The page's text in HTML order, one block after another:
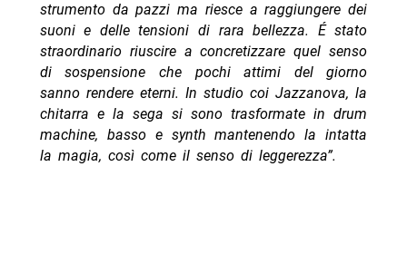
strumento da pazzi ma riesce a raggiungere dei
suoni e delle tensioni di rara bellezza. É stato
straordinario riuscire a concretizzare quel senso
di sospensione che pochi attimi del giorno
sanno rendere eterni. In studio coi Jazzanova, la
chitarra e la sega si sono trasformate in drum
machine, basso e synth mantenendo la intatta
la magia, così come il senso di leggerezza”.